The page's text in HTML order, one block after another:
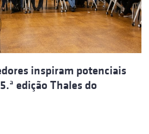
inspiram potenciais
edição Thales do